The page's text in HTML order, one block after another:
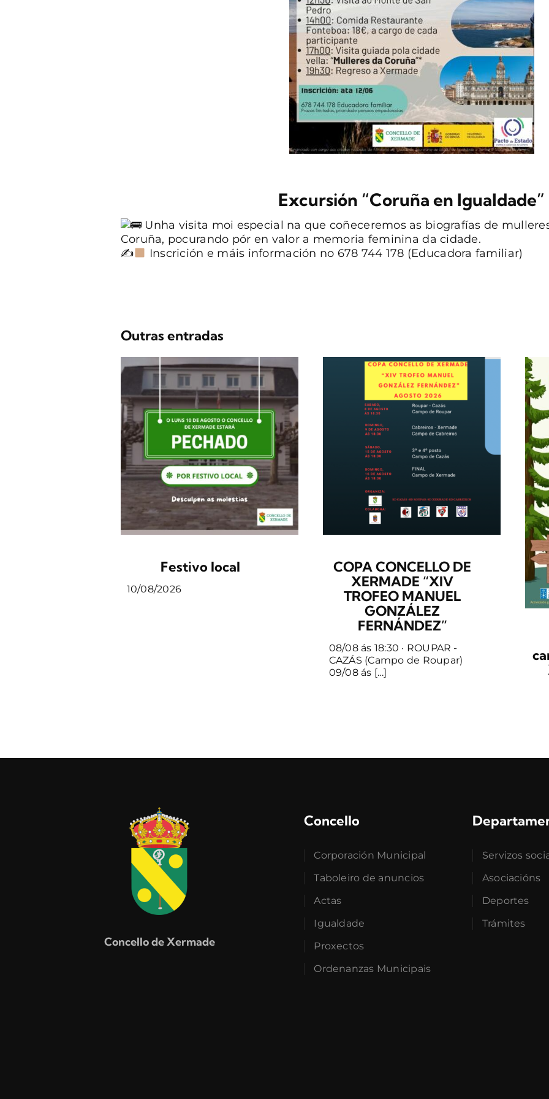
Excursión “Coruña en Igualdade”
Unha visita moi especial na que coñeceremos as biografías de
Coruña, pocurando pór en valor a memoria feminina da cidade.
✍
Inscrición e máis información no 678 744 178 (Educadora familiar)
Outras entradas
Festivo local
10/08/2026
COPA CONCELLO DE
XERMADE “XIV
TROFEO MANUEL
GONZÁLEZ
FERNÁNDEZ”
08/08 ás 18:30 · ROUPAR -
CAZÁS (Campo de Roupar)
09/08 ás [...]
Concello de Xermade
Concello
Corporación Municipal
Taboleiro de anuncios
Actas
Igualdade
Proxectos
Ordenanzas Municipais
Servizos
Asociacións
Deportes
Trámites